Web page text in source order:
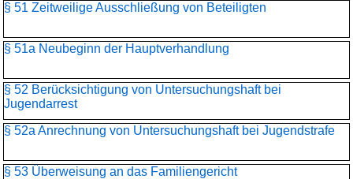
§ 51 Zeitweilige Ausschließung von Beteiligten
§ 51a Neubeginn der Hauptverhandlung
§ 52 Berücksichtigung von Untersuchungshaft bei
Jugendarrest
§ 52a Anrechnung von Untersuchungshaft bei Jugendstrafe
§ 53 Überweisung an das Familiengericht